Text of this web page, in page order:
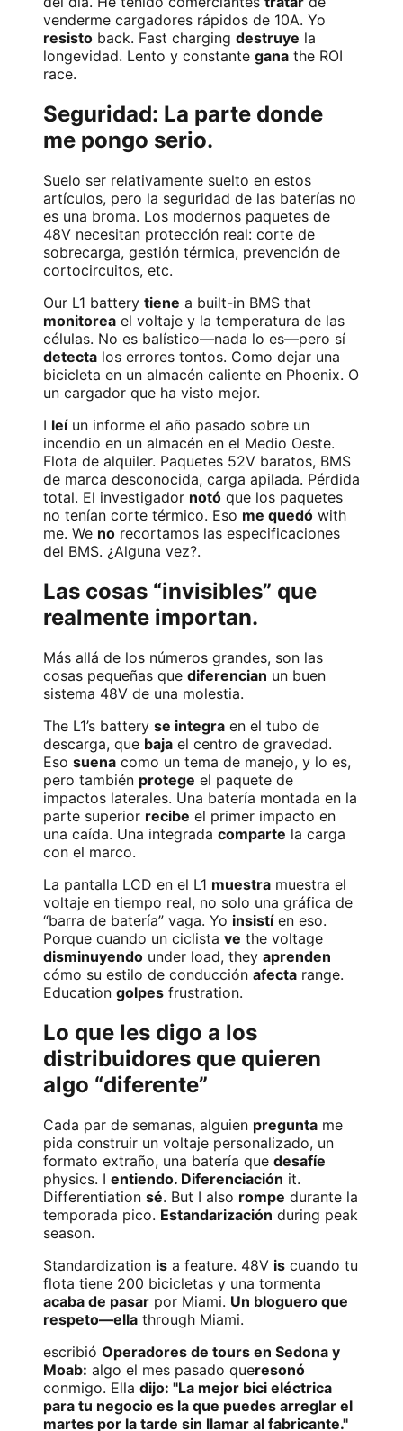
venderme cargadores rápidos de 10A. Yo
resisto back. Fast charging destruye la
longevidad. Lento y constante gana the ROI
race.
Seguridad: La parte donde
me pongo serio.
Suelo ser relativamente suelto en estos
artículos, pero la seguridad de las baterías no
es una broma. Los modernos paquetes de
48V necesitan protección real: corte de
sobrecarga, gestión térmica, prevención de
cortocircuitos, etc.
Our L1 battery tiene a built-in BMS that
monitorea el voltaje y la temperatura de las
células. No es balístico—nada lo es—pero sí
detecta los errores tontos. Como dejar una
bicicleta en un almacén caliente en Phoenix. O
un cargador que ha visto mejor.
I leíun informe el año pasado sobre un
incendio en un almacén en el Medio Oeste.
Flota de alquiler. Paquetes 52V baratos, BMS
de marca desconocida, carga apilada. Pérdida
total. El investigador notó que los paquetes
no tenían corte térmico. Eso me quedó with
me. We no recortamos las especificaciones
del BMS. ¿Alguna vez?.
Las cosas “invisibles” que
realmente importan.
Más allá de los números grandes, son las
cosas pequeñas que diferencian un buen
sistema 48V de una molestia.
The L1’s battery se integra en el tubo de
descarga, que baja el centro de gravedad.
Eso suena como un tema de manejo, y lo es,
pero también protege el paquete de
impactos laterales. Una batería montada en la
parte superior recibe el primer impacto en
una caída. Una integrada comparte la carga
con el marco.
La pantalla LCD en el L1 muestra muestra el
voltaje en tiempo real, no solo una gráfica de
“barra de batería” vaga. Yo insistíen eso.
Porque cuando un ciclista ve the voltage
disminuyendo under load, they aprenden
cómo su estilo de conducción afecta range.
Education golpes frustration.
Lo que les digo a los
distribuidores que quieren
algo “diferente”
Cada par de semanas, alguien pregunta me
pida construir un voltaje personalizado, un
formato extraño, una batería que desafíe
physics. I entiendo. Diferenciación it.
Differentiation sé. But I also rompe durante la
temporada pico. Estandarización during peak
season.
Standardization is a feature. 48V is cuando tu
flota tiene 200 bicicletas y una tormenta
acaba de pasar por Miami. Un bloguero que
respeto—ella through Miami.
escribió Operadores de tours en Sedona y
Moab: algo el mes pasado queresonó
conmigo. Ella dijo: "La mejor bici eléctrica
para tu negocio es la que puedes arreglar el
martes por la tarde sin llamar al fabricante."